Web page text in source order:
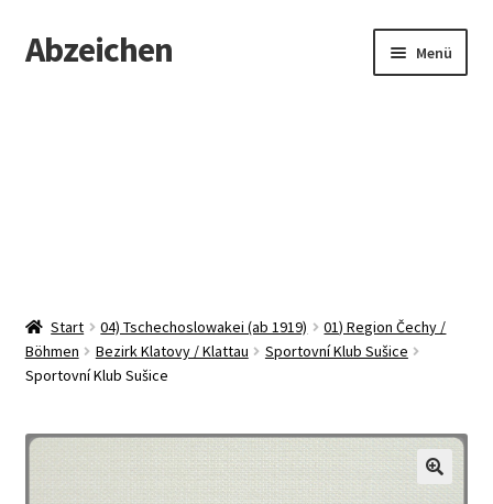
Zur
Navigation
Zum
Inhalt
Abzeichen Menü
Start 04) Tschechoslowakei (ab 1919)
01) Region Čechy /
Böhmen
Bezirk Klatovy / Klattau
Sportovní Klub Sušice
Sportovní Klub Sušice